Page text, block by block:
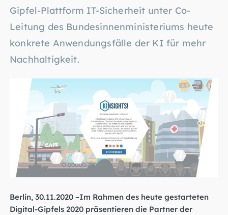
Gipfel-Plattform IT-Sicherheit unter Co-
Leitung des Bundesinnenministeriums heute
konkrete Anwendungsfälle der KI für mehr
Nachhaltigkeit.
Berlin, 30.11.2020 –Im Rahmen des heute gestarteten
Digital-Gipfels 2020 präsentieren die Partner der